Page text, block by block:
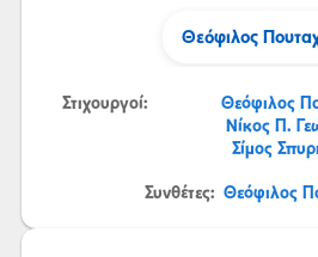
Θεόφιλος
Στιχουργοί: Θεόφιλος
Νίκος Π.
Σίμος
Συνθέτες: Θεόφιλος